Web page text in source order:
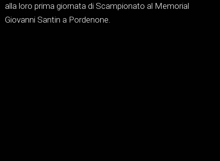
alla loro prima giornata di Scampionato al Memorial
Giovanni Santin a Pordenone.